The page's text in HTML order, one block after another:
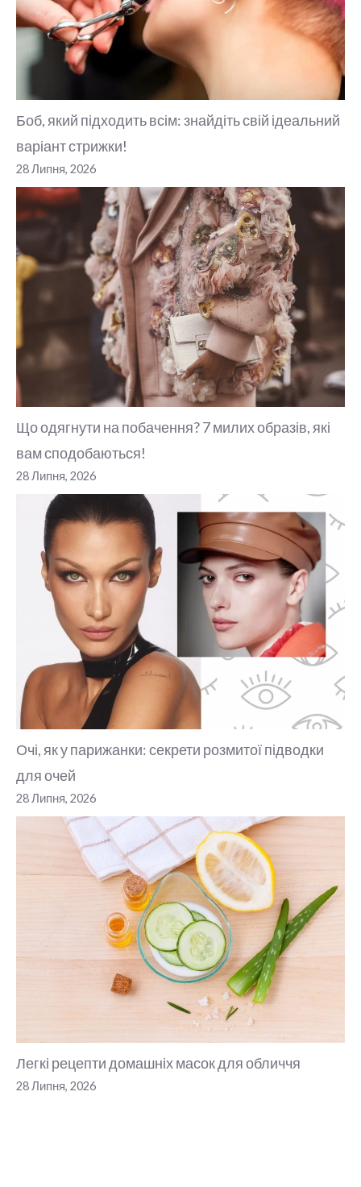
Боб, який підходить всім: знайдіть свій ідеальний
варіант стрижки!
28 Липня, 2026
Що одягнути на побачення? 7 милих образів, які
вам сподобаються!
28 Липня, 2026
Очі, як у парижанки: секрети розмитої підводки
для очей
28 Липня, 2026
Легкі рецепти домашніх масок для обличчя
28 Липня, 2026